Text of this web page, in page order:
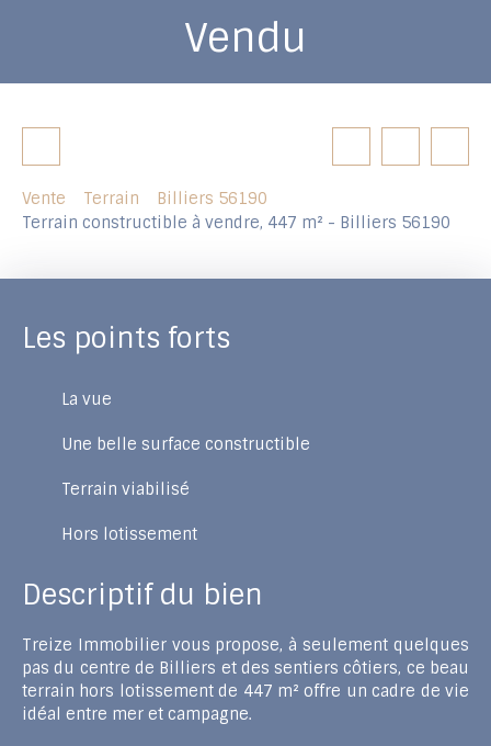
Vendu
Vente Terrain
Billiers 56190
Terrain constructible à vendre, 447 m² - Billiers 56190
Les points forts
La vue
Une belle surface constructible
Terrain viabilisé
Hors lotissement
Descriptif du bien
Treize Immobilier vous propose, à seulement quelques
pas du centre de Billiers et des sentiers côtiers, ce beau
terrain hors lotissement de 447 m² offre un cadre de vie
idéal entre mer et campagne.